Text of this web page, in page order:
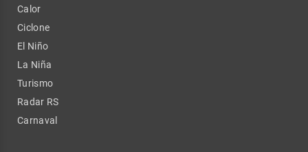
Calor
Ciclone
El Niño
La Niña
Turismo
Radar RS
Carnaval